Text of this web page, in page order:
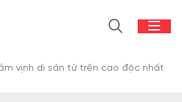
vịnh di sản từ trên cao độc nhất